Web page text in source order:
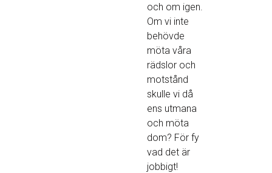
och om igen.
Om vi inte
behövde
möta våra
rädslor och
motstånd
skulle vi då
ens utmana
och möta
dom? För fy
vad det är
jobbigt!